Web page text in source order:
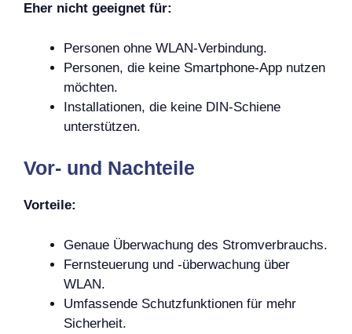
Eher nicht geeignet für:
Personen ohne WLAN-Verbindung.
Personen, die keine Smartphone-App nutzen
möchten.
Installationen, die keine DIN-Schiene
unterstützen.
Vor- und Nachteile
Vorteile:
Genaue Überwachung des Stromverbrauchs.
Fernsteuerung und -überwachung über
WLAN.
Umfassende Schutzfunktionen für mehr
Sicherheit.